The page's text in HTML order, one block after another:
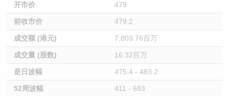
开市价 479
前收市价 479.2
成交额 (港元) 7,803.76百万
成交量 (股数) 16.32百万
是日波幅 475.4 - 483.2
52周波幅 411 - 683